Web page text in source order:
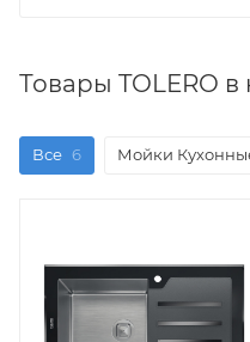
Товары TOLERO
Все 6 Мойки